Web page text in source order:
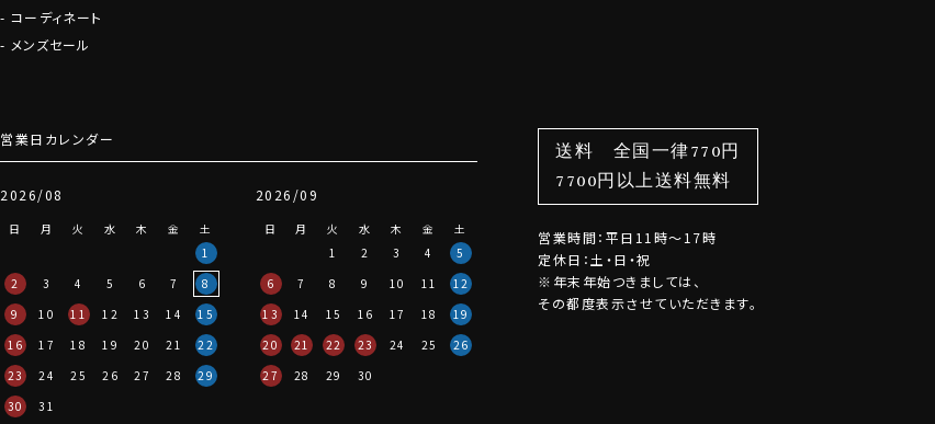
コーディネート
メンズセール
営業日カレンダー
2026/08
日 月 火 水 木 金
土
1
2
3 4 5 6 7
8
9
10 11 12 13 14
15
16
17 18 19 20 21
22
23
24 25 26 27 28
29
30
31
2026/09
日 月 火 水 木 金
土
1
2 3 4
5
6
7 8 9 10 11
12
13
14 15 16 17 18
19
20
21 22 23 24 25
26
27
28 29 30
送料 全国一律770円
7700円以上送料無料
営業時間：平日11時～17時
定休日：土・日・祝
※年末年始つきましては、
その都度表示させていただきます。